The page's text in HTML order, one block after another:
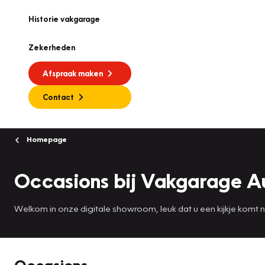
Historie vakgarage
Zekerheden
Afspraak maken
Contact
Homepage
Occasions bij Vakgarage
Welkom in onze digitale showroom, leuk dat u een kijkje komt